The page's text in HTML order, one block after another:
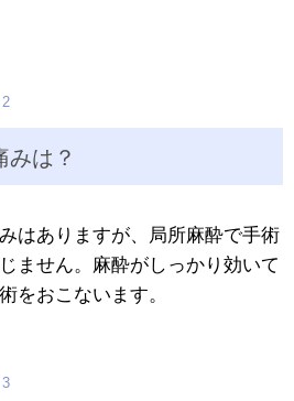
みは？
はありますが、局所麻酔で手術
ません。麻酔がしっかり効いて
をおこないます。